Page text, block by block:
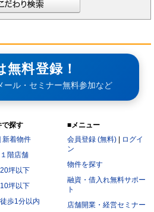
た個人情報(以下「個人情報」)を本サービス運営、店舗
関連会社、本サービスの会員・業務委託先・フランチャ
除きます。
は削除を希望する場合、当社および導入店へそれぞれ連
店は本人確認等の所定の手続きを経て、個人情報を変更
報を取得した場合、自己の責任で個人情報保護に関する
当社もしくは導入店へ開示した情報および提出した資料
に公開されるものとし、当社もしくは導入店は当該情報
る旨を付して当社もしくは導入店へ開示し、当社もしく
いて、当社もしくは導入店は本サービスの運営に最低限
役員、従業員、関連会社、本サービスの再委託先、監査
に対して開示漏洩しないものとします。
密である旨を付して会員へ開示した情報を、会員の役
護士を除く第三者へ開示漏洩しないことに同意します。
無料登録！
ール・セミナー無料参加など
探す
新着物件
階店舗
坪以下
坪以下
歩1分以内
■メニュー
会員登録 (無料)
ログイ
ン
物件を探す
融資・借入れ無料サポー
ト
店舗開業・経営セミナー